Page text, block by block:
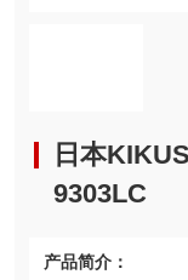
日本
9303LC
产品简介：